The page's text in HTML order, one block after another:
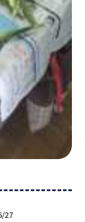
27